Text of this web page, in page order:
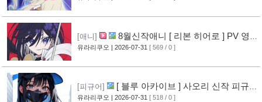
[애니]
8월신작애니 [ 리본 히어로 ] PV 영
상 공개
[11]
유라리쿠오 | 2026-07-31 [ 569 / 0 ]
[피규어]
[ 블루 아카이브 ] 사오리 신작 피규어
공개 [10]
유라리쿠오 | 2026-07-31 [ 518 / 0 ]